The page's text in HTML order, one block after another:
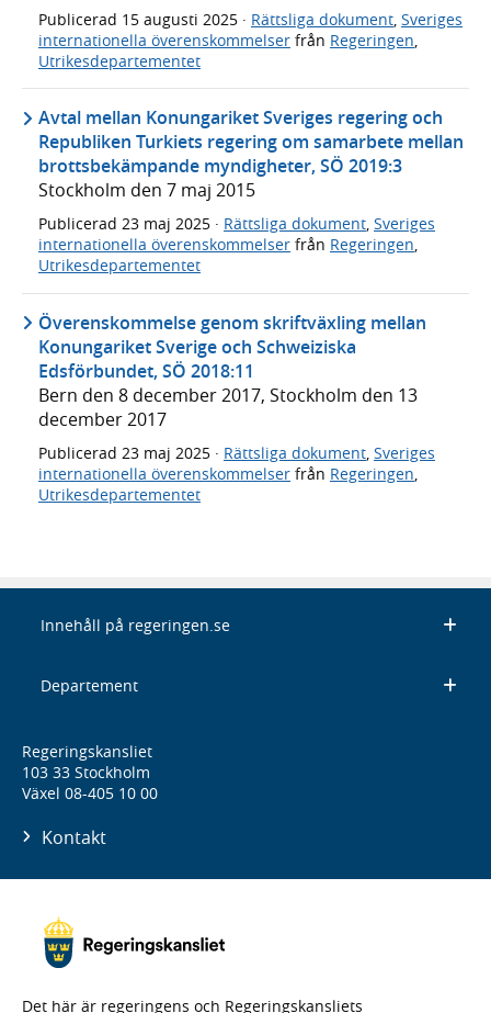
Publicerad 15 augusti 2025 · Rättsliga dokument Sveriges
internationella överenskommelser från Regeringen
Utrikesdepartementet
Avtal mellan Konungariket Sveriges regering och
Republiken Turkiets regering om samarbete mellan
brottsbekämpande myndigheter, SÖ 2019:3
Stockholm den 7 maj 2015
Publicerad 23 maj 2025 · Rättsliga dokument, Sveriges
internationella överenskommelser från Regeringen,
Utrikesdepartementet
Överenskommelse genom skriftväxling mellan
Konungariket Sverige och Schweiziska
Edsförbundet, SÖ 2018:11
Bern den 8 december 2017, Stockholm den 13
december 2017
Publicerad 23 maj 2025 · Rättsliga dokument, Sveriges
internationella överenskommelser från Regeringen,
Utrikesdepartementet
Innehåll på regeringen.se
Departement
Regeringskansliet
103 33 Stockholm
Växel 08-405 10 00
Kontakt
Det här är regeringens och Regeringskansliets